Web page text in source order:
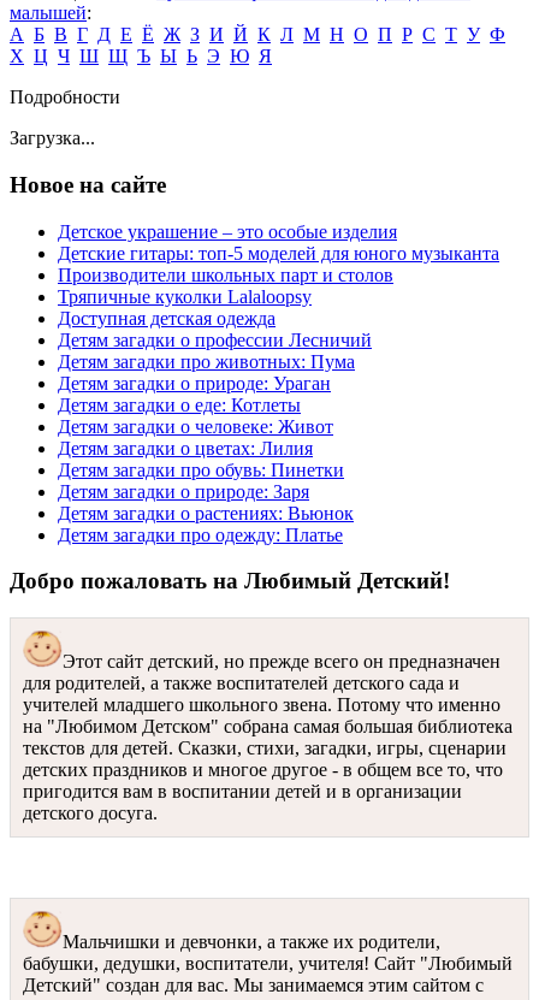
малышей:
А Б В Г Д Е Ё Ж З И Й К Л М Н О П Р С Т У Ф
Х Ц Ч Ш Щ Ъ Ы Ь Э Ю Я
Подробности
Загрузка...
Новое на сайте
Детское украшение – это особые изделия
Детские гитары: топ-5 моделей для юного музыканта
Производители школьных парт и столов
Тряпичные куколки Lalaloopsy
Доступная детская одежда
Детям загадки о профессии Лесничий
Детям загадки про животных: Пума
Детям загадки о природе: Ураган
Детям загадки о еде: Котлеты
Детям загадки о человеке: Живот
Детям загадки о цветах: Лилия
Детям загадки про обувь: Пинетки
Детям загадки о природе: Заря
Детям загадки о растениях: Вьюнок
Детям загадки про одежду: Платье
Добро пожаловать на Любимый Детский!
Этот сайт детский, но прежде всего он предназначен
для родителей, а также воспитателей детского сада и
учителей младшего школьного звена. Потому что именно
на "Любимом Детском" собрана самая большая библиотека
текстов для детей. Сказки, стихи, загадки, игры, сценарии
детских праздников и многое другое - в общем все то, что
пригодится вам в воспитании детей и в организации
детского досуга.
Мальчишки и девчонки, а также их родители,
бабушки, дедушки, воспитатели, учителя! Сайт "Любимый
Детский" создан для вас. Мы занимаемся этим сайтом с